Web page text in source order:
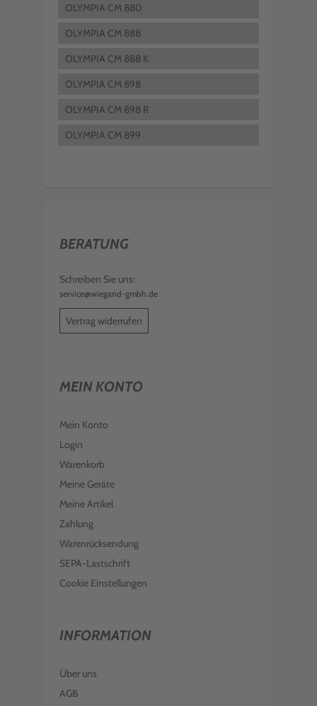
OLYMPIA CM 880
OLYMPIA CM 888
OLYMPIA CM 888 K
OLYMPIA CM 898
OLYMPIA CM 898 R
OLYMPIA CM 899
BERATUNG
Schreiben Sie uns:
service@wiegand-gmbh.de
Vertrag widerrufen
MEIN KONTO
Mein Konto
Login
Warenkorb
Meine Geräte
Meine Artikel
Zahlung
Warenrücksendung
SEPA-Lastschrift
Cookie Einstellungen
INFORMATION
Über uns
AGB